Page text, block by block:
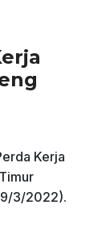
Kerja
3/2022).